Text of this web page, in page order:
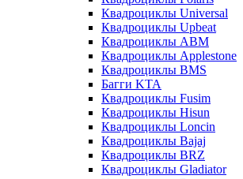
Квадроциклы Universal
Квадроциклы Upbeat
Квадроциклы ABM
Квадроциклы Applestone
Квадроциклы BMS
Багги KTA
Квадроциклы Fusim
Квадроциклы Hisun
Квадроциклы Loncin
Квадроциклы Bajaj
Квадроциклы BRZ
Квадроциклы Gladiator